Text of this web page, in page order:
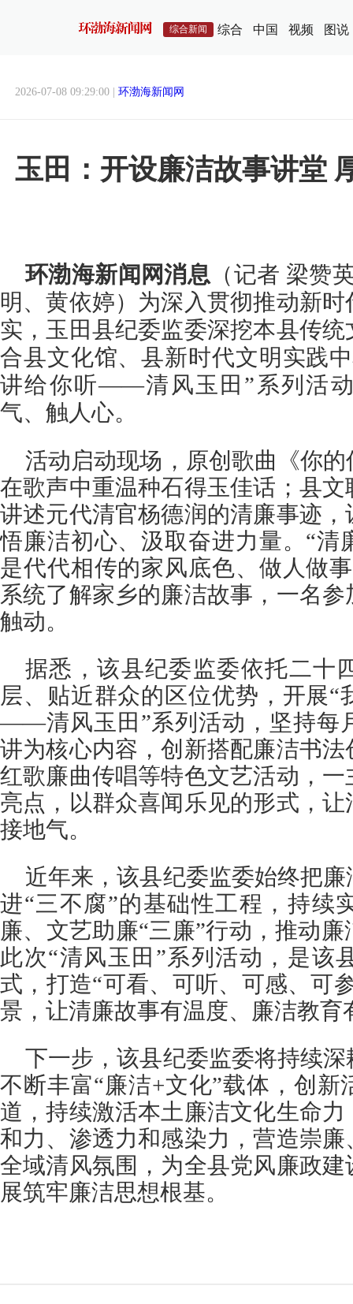
综合新闻 综合 中国 视频 图说
2026-07-08 09:29:00 | 环渤海新闻网
玉田：开设廉洁故事讲堂
环渤海新闻网消息 （记者 梁赞
明、黄依婷）为深入贯彻推动新
实，玉田县纪委监委深挖本县传
合县文化馆、县新时代文明实践
讲给你听——清风玉田”系列活
气、触人心。
活动启动现场，原创歌曲《你
在歌声中重温种石得玉佳话；县
讲述元代清官杨德润的清廉事迹
悟廉洁初心、汲取奋进力量。“清
是代代相传的家风底色、做人做
系统了解家乡的廉洁故事，一名
触动。
据悉，该县纪委监委依托二十
层、贴近群众的区位优势，开展“
——清风玉田”系列活动，坚持每
讲为核心内容，创新搭配廉洁书
红歌廉曲传唱等特色文艺活动，
亮点，以群众喜闻乐见的形式，
接地气。
近年来，该县纪委监委始终把
进“三不腐”的基础性工程，持续
廉、文艺助廉“三廉”行动，推动
此次“清风玉田”系列活动，是该
式，打造“可看、可听、可感、可
景，让清廉故事有温度、廉洁教育
下一步，该县纪委监委将持续
不断丰富“廉洁+文化”载体，创新
道，持续激活本土廉洁文化生命
和力、渗透力和感染力，营造崇
全域清风氛围，为全县党风廉政
展筑牢廉洁思想根基。